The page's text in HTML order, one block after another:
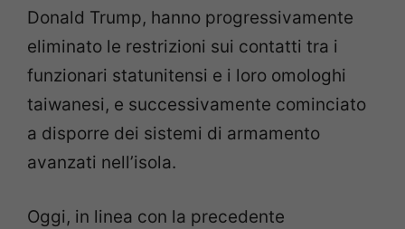
Donald Trump, hanno progressivamente
eliminato le restrizioni sui contatti tra i
funzionari statunitensi e i loro omologhi
taiwanesi, e successivamente cominciato
a disporre dei sistemi di armamento
avanzati nell’isola.
Oggi, in linea con la precedente